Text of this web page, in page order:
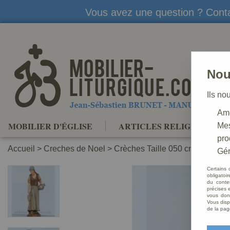
Vous avez une question ?
MOBILIER D'ÉGLISE ARTICLES RELIGIEUX
Accueil > Creches de Noel > Crèches Taille 050 cm
Ils
Certains
du
précises
vous
Vous
de la